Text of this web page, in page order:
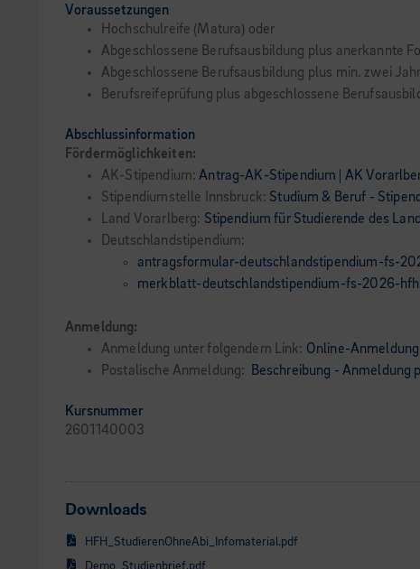
Voraussetzungen
Hochschulreife (Matura) oder
Abgeschlossene Berufsausbildung plus anerkannte
Abgeschlossene Berufsausbildung plus min. zwei
Berufsreifeprüfung plus abgeschlossene
Abschlussinformation
Fördermöglichkeiten:
AK-Stipendium:Antrag-AK-Stipendium | AK
Stipendiumstelle Innsbruck: Studium & Beruf -
Land Vorarlberg: Stipendium für Studierende des
Deutschlandstipendium:
antragsformular-deutschlandstipendium-fs-
merkblatt-deutschlandstipendium-fs-2026-
Anmeldung:
Anmeldung unter folgendem Link: Online-Anmeldung
Postalische Anmeldung:
Beschreibung - Anmeldung
Kursnummer
2601140003
Downloads
HFH_StudierenOhneAbi_Infomaterial.pdf
Demo_Studienbrief.pdf